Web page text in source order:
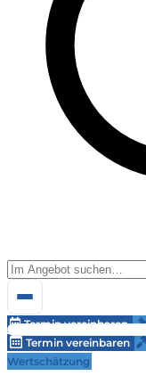
Termin vereinbaren
Termin vereinbaren
Wertschätzung